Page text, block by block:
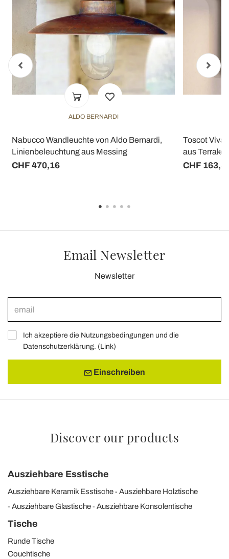
ALDO BERNARDI
Nabucco Wandleuchte von Aldo Bernardi,
Linienbeleuchtung aus Messing
CHF 470,16
Toscot
aus
CHF
Email Newsletter
Newsletter
Ich akzeptiere die Nutzungsbedingungen und die
Datenschutzerklärung. (Link)
Einschreiben
Discover our products
Ausziehbare Esstische
Ausziehbare Keramik Esstische
Ausziehbare Holztische
Ausziehbare Glastische
Ausziehbare Konsolentische
Tische
Runde Tische
Couchtische